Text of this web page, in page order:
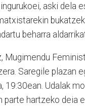
aski dela
beharra
Mugimendu
Saregile plazan
19:30ean. Udalak
parte hartzeko deia